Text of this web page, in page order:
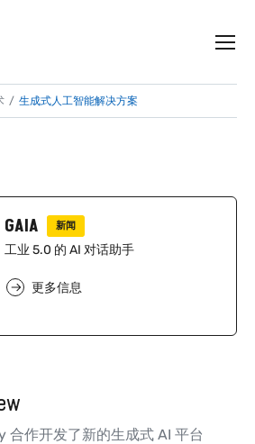
生成式人工智能解决方案
工智能解决
工厂数字化架构
GAIA 新闻
工业 5.0 的 AI 对话助手
更多信息
作开发了新的生成式 AI 平台